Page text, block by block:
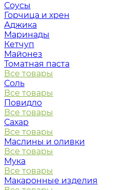
Соусы
Горчица и хрен
Аджика
Маринады
Кетчуп
Майонез
Томатная паста
Все товары
Соль
Все товары
Повидло
Все товары
Сахар
Все товары
Маслины и оливки
Все товары
Мука
Все товары
Макаронные изделия